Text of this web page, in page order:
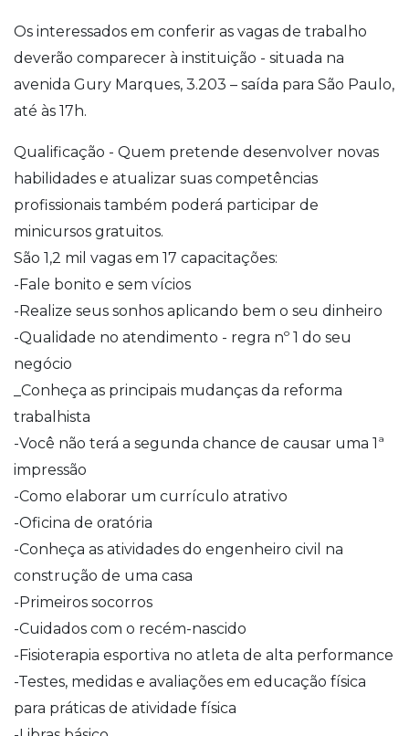
Os interessados em conferir as vagas de trabalho
deverão comparecer à instituição - situada na
avenida Gury Marques, 3.203 – saída para São Paulo,
até às 17h.
Qualificação - Quem pretende desenvolver novas
habilidades e atualizar suas competências
profissionais também poderá participar de
minicursos gratuitos.
São 1,2 mil vagas em 17 capacitações:
-Fale bonito e sem vícios
-Realize seus sonhos aplicando bem o seu dinheiro
-Qualidade no atendimento - regra nº 1 do seu
negócio
_Conheça as principais mudanças da reforma
trabalhista
-Você não terá a segunda chance de causar uma 1ª
impressão
-Como elaborar um currículo atrativo
-Oficina de oratória
-Conheça as atividades do engenheiro civil na
construção de uma casa
-Primeiros socorros
-Cuidados com o recém-nascido
-Fisioterapia esportiva no atleta de alta performance
-Testes, medidas e avaliações em educação física
para práticas de atividade física